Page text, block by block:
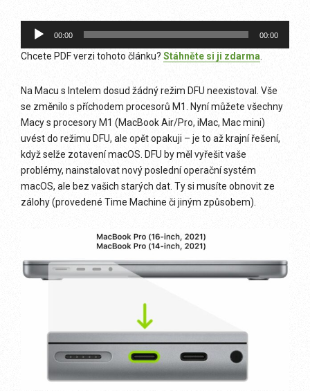
Audio
00:00 00:00
Chcete PDF verzi tohoto článku? Stáhněte si ji zdarma
Na Macu s Intelem dosud žádný režim DFU neexistoval. Vše
se změnilo s příchodem procesorů M1. Nyní můžete všechny
Macy s procesory M1 (MacBook Air/Pro, iMac, Mac mini)
uvést do režimu DFU, ale opět opakuji – je to až krajní řešení,
když selže zotavení macOS. DFU by měl vyřešit vaše
problémy, nainstalovat nový poslední operační systém
macOS, ale bez vašich starých dat. Ty si musíte obnovit ze
zálohy (provedené Time Machine či jiným způsobem).